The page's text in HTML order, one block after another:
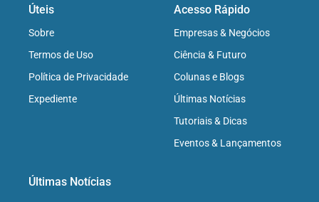
Úteis
Sobre
Termos de Uso
Política de Privacidade
Expediente
Acesso Rápido
Empresas & Negócios
Ciência & Futuro
Colunas e Blogs
Últimas Notícias
Tutoriais & Dicas
Eventos & Lançamentos
Últimas Notícias